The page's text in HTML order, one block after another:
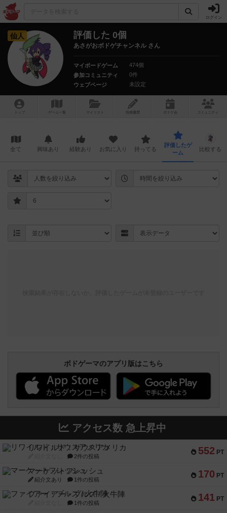
ログイン
仙人 評価した 0個
あさがおボドゲチャンネル さん
マイボードゲーム
474個
参加コミュニティ
0件
ウェブページ
未設定
トップ ゲーム一覧 マイリスト 投稿履歴 ボ ドゲ コミュニティ
全て 興味あり 経験あり お気に入り 持ってる
評価したゲ
ーム
比較する
ボドゲーマのアプリ版はこちら
アクセス数 急上昇中
552 PT
リワイルド：サウスアメリカ
2件の投稿
170 PT
マーケットフレッシュ
紹介文あり 1件の投稿
141 PT
ファイアー・ブルズ / 火牛陣
1件の投稿